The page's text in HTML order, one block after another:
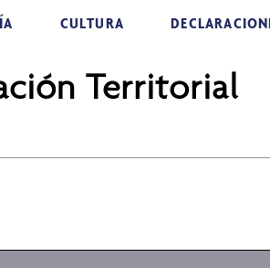
CULTURA
Territorial